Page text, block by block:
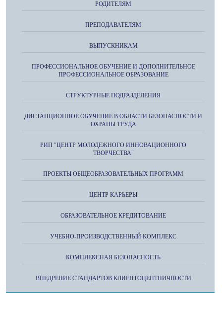
РОДИТЕЛЯМ
ПРЕПОДАВАТЕЛЯМ
ВЫПУСКНИКАМ
ПРОФЕССИОНАЛЬНОЕ ОБУЧЕНИЕ И ДОПОЛНИТЕЛЬНОЕ
ПРОФЕССИОНАЛЬНОЕ ОБРАЗОВАНИЕ
СТРУКТУРНЫЕ ПОДРАЗДЕЛЕНИЯ
ДИСТАНЦИОННОЕ ОБУЧЕНИЕ В ОБЛАСТИ БЕЗОПАСНОСТИ И
ОХРАНЫ ТРУДА
РИП "ЦЕНТР МОЛОДЕЖНОГО ИННОВАЦИОННОГО
ТВОРЧЕСТВА"
ПРОЕКТЫ ОБЩЕОБРАЗОВАТЕЛЬНЫХ ПРОГРАММ
ЦЕНТР КАРЬЕРЫ
ОБРАЗОВАТЕЛЬНОЕ КРЕДИТОВАНИЕ
УЧЕБНО-ПРОИЗВОДСТВЕННЫЙ КОМПЛЕКС
КОМПЛЕКСНАЯ БЕЗОПАСНОСТЬ
ВНЕДРЕНИЕ СТАНДАРТОВ КЛИЕНТОЦЕНТНИЧНОСТИ